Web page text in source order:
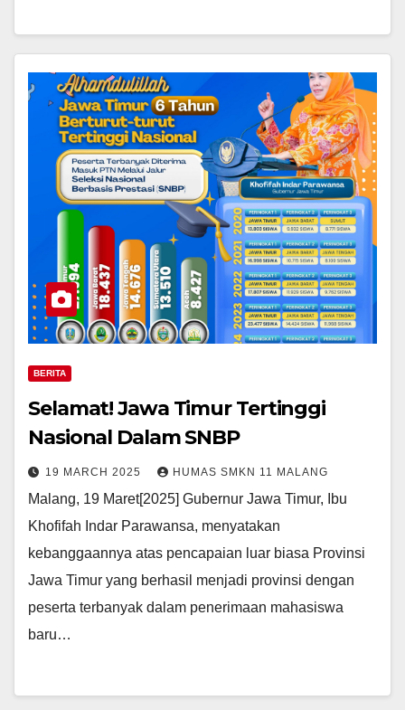
BERITA
Selamat! Jawa Timur Tertinggi
Nasional Dalam SNBP
19 MARCH 2025 HUMAS SMKN 11 MALANG
Malang, 19 Maret[2025] Gubernur Jawa Timur, Ibu
Khofifah Indar Parawansa, menyatakan
kebanggaannya atas pencapaian luar biasa Provinsi
Jawa Timur yang berhasil menjadi provinsi dengan
peserta terbanyak dalam penerimaan mahasiswa
baru…